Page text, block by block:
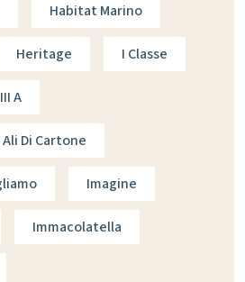
Habitat Marino
Heritage I Classe
III A
Di Cartone
Imagine
Immacolatella